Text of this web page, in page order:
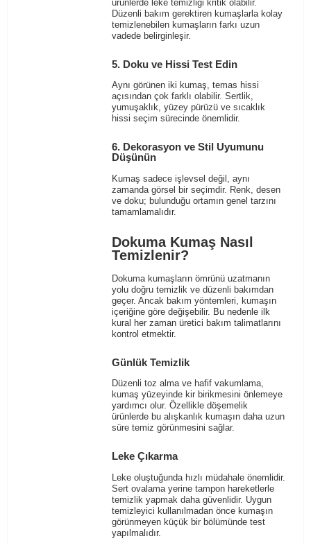
ürünlerde leke temizliği kritik olabilir.
Düzenli bakım gerektiren kumaşlarla kolay
temizlenebilen kumaşların farkı uzun
vadede belirginleşir.
5. Doku ve Hissi Test Edin
Aynı görünen iki kumaş, temas hissi
açısından çok farklı olabilir. Sertlik,
yumuşaklık, yüzey pürüzü ve sıcaklık
hissi seçim sürecinde önemlidir.
6. Dekorasyon ve Stil Uyumunu
Düşünün
Kumaş sadece işlevsel değil, aynı
zamanda görsel bir seçimdir. Renk, desen
ve doku; bulunduğu ortamın genel tarzını
tamamlamalıdır.
Dokuma Kumaş Nasıl
Temizlenir?
Dokuma kumaşların ömrünü uzatmanın
yolu doğru temizlik ve düzenli bakımdan
geçer. Ancak bakım yöntemleri, kumaşın
içeriğine göre değişebilir. Bu nedenle ilk
kural her zaman üretici bakım talimatlarını
kontrol etmektir.
Günlük Temizlik
Düzenli toz alma ve hafif vakumlama,
kumaş yüzeyinde kir birikmesini önlemeye
yardımcı olur. Özellikle döşemelik
ürünlerde bu alışkanlık kumaşın daha uzun
süre temiz görünmesini sağlar.
Leke Çıkarma
Leke oluştuğunda hızlı müdahale önemlidir.
Sert ovalama yerine tampon hareketlerle
temizlik yapmak daha güvenlidir. Uygun
temizleyici kullanılmadan önce kumaşın
görünmeyen küçük bir bölümünde test
yapılmalıdır.